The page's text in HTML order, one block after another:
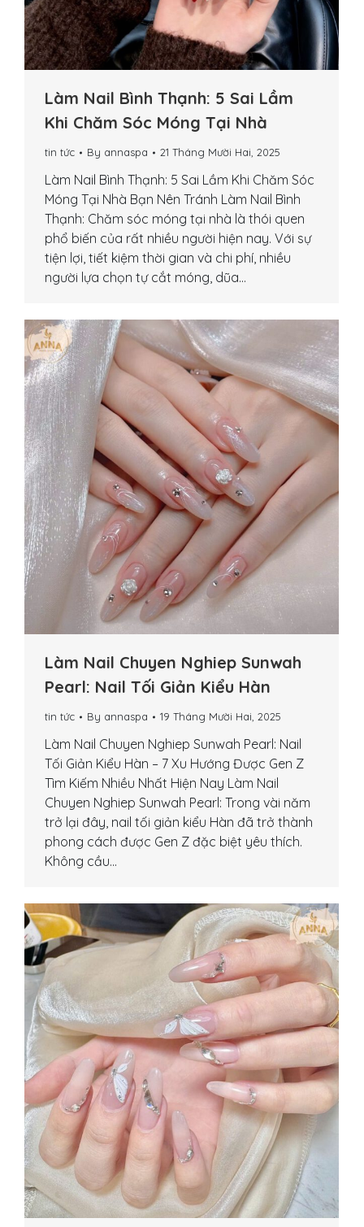
Làm Nail Bình Thạnh: 5 Sai Lầm
Khi Chăm Sóc Móng Tại Nhà
tin tức By annaspa 21 Tháng Mười Hai, 2025
Làm Nail Bình Thạnh: 5 Sai Lầm Khi Chăm Sóc
Móng Tại Nhà Bạn Nên Tránh Làm Nail Bình
Thạnh: Chăm sóc móng tại nhà là thói quen
phổ biến của rất nhiều người hiện nay. Với sự
tiện lợi, tiết kiệm thời gian và chi phí, nhiều
người lựa chọn tự cắt móng, dũa…
Làm Nail Chuyen Nghiep Sunwah
Pearl: Nail Tối Giản Kiểu Hàn
tin tức By annaspa 19 Tháng Mười Hai, 2025
Làm Nail Chuyen Nghiep Sunwah Pearl: Nail
Tối Giản Kiểu Hàn – 7 Xu Hướng Được Gen Z
Tìm Kiếm Nhiều Nhất Hiện Nay Làm Nail
Chuyen Nghiep Sunwah Pearl: Trong vài năm
trở lại đây, nail tối giản kiểu Hàn đã trở thành
phong cách được Gen Z đặc biệt yêu thích.
Không cầu…